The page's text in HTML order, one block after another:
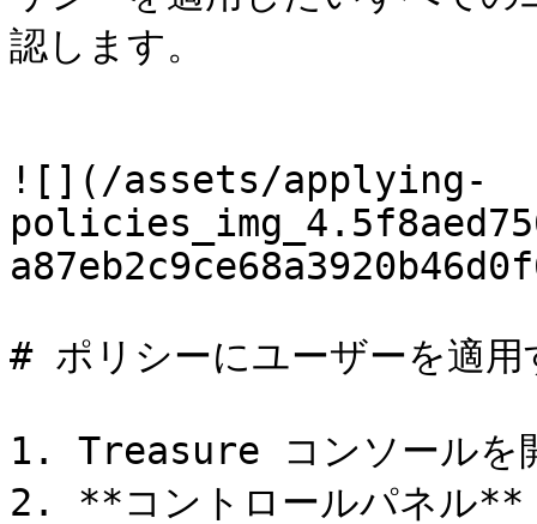
認します。
![](/assets/applying-
# ポリシーにユーザーを適用
1. Treasure コンソールを
2. **コントロールパネル